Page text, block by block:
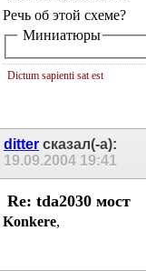
Re: tda2030 мост
Миниатюры
ditterсказал(-а):
19.09.200419:41